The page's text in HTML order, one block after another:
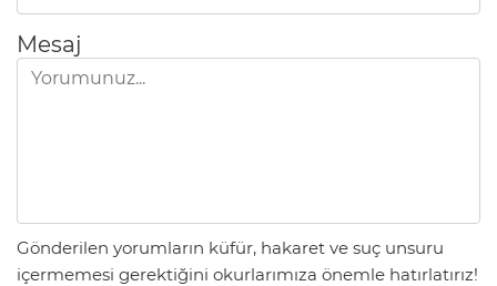
Mesaj
Gönderilen yorumların küfür, hakaret ve suç unsuru
içermemesi gerektiğini okurlarımıza önemle hatırlatırız!